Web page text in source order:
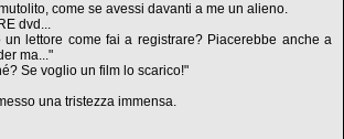
come se avessi davanti a me un alieno.
dvd...
lettore come fai a registrare? Piacerebbe anche a
ma..."
Se voglio un film lo scarico!"
una tristezza immensa.